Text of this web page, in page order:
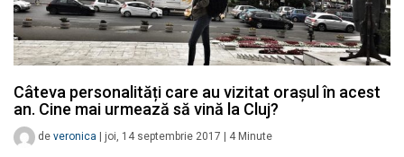
Câteva personalități care au vizitat orașul în acest
an. Cine mai urmează să vină la Cluj?
de veronica joi, 14 septembrie 2017 4 Minute